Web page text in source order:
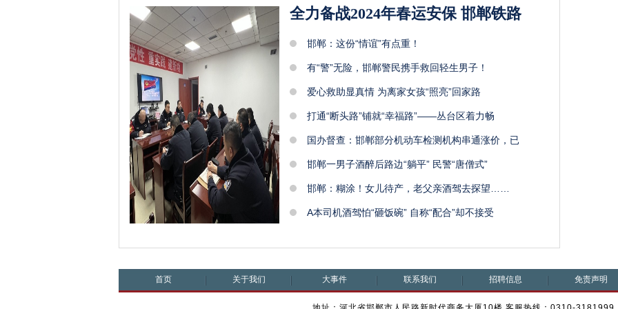
全力备战2024年春运安保 邯郸铁路
邯郸：这份“情谊”有点重！
有“警”无险，邯郸警民携手救回轻生男子！
爱心救助显真情 为离家女孩“照亮”回家路
打通“断头路”铺就“幸福路”——丛台区着力畅
国办督查：邯郸部分机动车检测机构串通涨价，已
邯郸一男子酒醉后路边“躺平” 民警“唐僧式”
邯郸：糊涂！女儿待产，老父亲酒驾去探望……
A本司机酒驾怕“砸饭碗” 自称“配合”却不接受
首页 关于我们 大事件 联系我们 招聘信息 免责声明